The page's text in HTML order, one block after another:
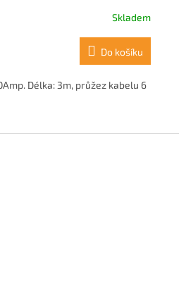
Skladem
Do košíku
Délka: 3m, průžez kabelu 6